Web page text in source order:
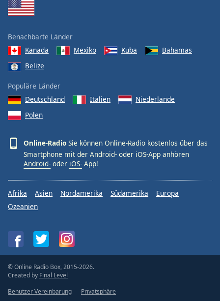
Benachbarte Länder
Kanada
Mexiko Kuba
Bahamas
Belize
Populäre Länder
Deutschland
Italien
Niederlande
Polen
Online-Radio Sie können Online-Radio kostenlos über das
Smartphone mit der Android- oder iOS-App anhören
Android- oder iOS- App!
Afrika Asien Nordamerika Südamerika
Europa
Ozeanien
© Online Radio Box, 2015-2026.
Created by Final Level
Benutzer Vereinbarung
Privatsphäre